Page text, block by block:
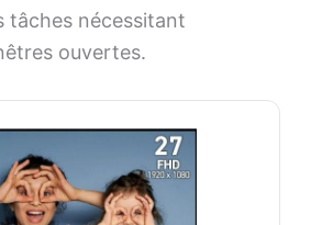
tâches nécessitant
ouvertes.